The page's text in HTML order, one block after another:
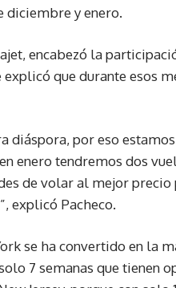
diciembre y enero.
encabezó la
que durante esos
diáspora, por eso
enero tendremos dos
de volar al mejor precio
explicó Pacheco.
se ha convertido en la
7 semanas que tienen